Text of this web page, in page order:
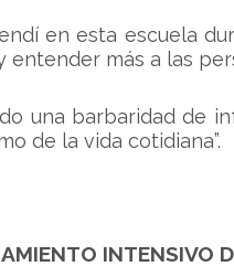
en esta escuela
entender más a las
una barbaridad de
de la vida cotidiana”.
INTENSIVO